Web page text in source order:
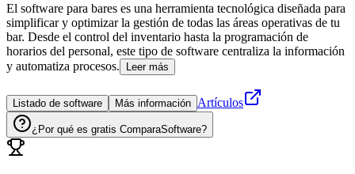
El software para bares es una herramienta tecnológica diseñada para
simplificar y optimizar la gestión de todas las áreas operativas de tu
bar. Desde el control del inventario hasta la programación de
horarios del personal, este tipo de software centraliza la información
y automatiza procesos.
Leer más
Listado de software Más información Artículos
¿Por qué es gratis ComparaSoftware?